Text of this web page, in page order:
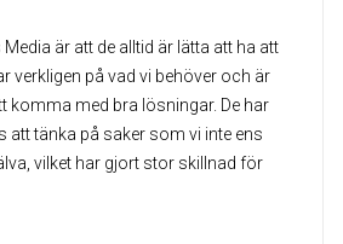
är att de alltid är lätta att ha att
verkligen på vad vi behöver och är
komma med bra lösningar. De har
att tänka på saker som vi inte ens
vilket har gjort stor skillnad för